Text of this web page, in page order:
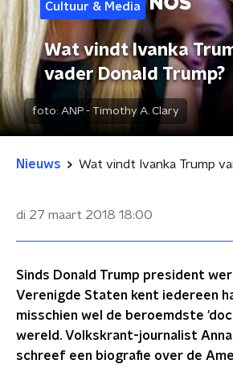
Cultuur & Media
Wat vindt Ivanka
vader Donald Trump?
foto: ANP - Timothy A. Clary
Nieuws
di 27 maart 2018 18:00
Sinds Donald Trump president
Verenigde Staten kent iedereen
misschien wel de beroemdste
wereld. Volkskrant-journalist
schreef een biografie over de